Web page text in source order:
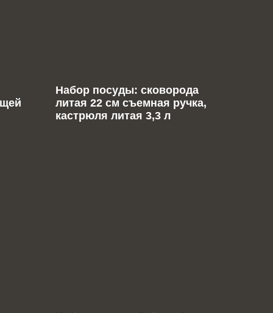
Набор посуды: сковорода
литая 22 см съемная ручка,
кастрюля литая 3,3 л